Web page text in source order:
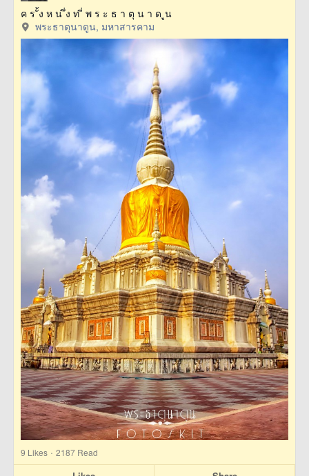
ค ร ั้ง ห น ึ่ง ท ี่ พ ร ะ ธ า ตุ น า ด ูน
พระธาตุนาดูน, มหาสารคาม
9 Likes · 2187 Read